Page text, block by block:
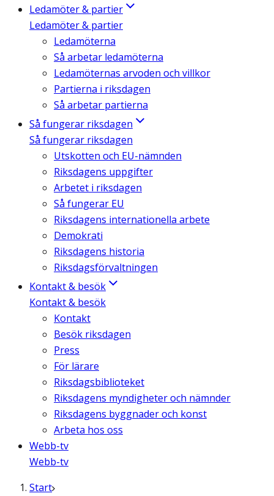
Ledamöter & partier
Ledamöter & partier
Ledamöterna
Så arbetar ledamöterna
Ledamöternas arvoden och villkor
Partierna i riksdagen
Så arbetar partierna
Så fungerar riksdagen
Så fungerar riksdagen
Utskotten och EU-nämnden
Riksdagens uppgifter
Arbetet i riksdagen
Så fungerar EU
Riksdagens internationella arbete
Demokrati
Riksdagens historia
Riksdagsförvaltningen
Kontakt & besök
Kontakt & besök
Kontakt
Besök riksdagen
Press
För lärare
Riksdagsbiblioteket
Riksdagens myndigheter och nämnder
Riksdagens byggnader och konst
Arbeta hos oss
Webb-tv
Webb-tv
Start